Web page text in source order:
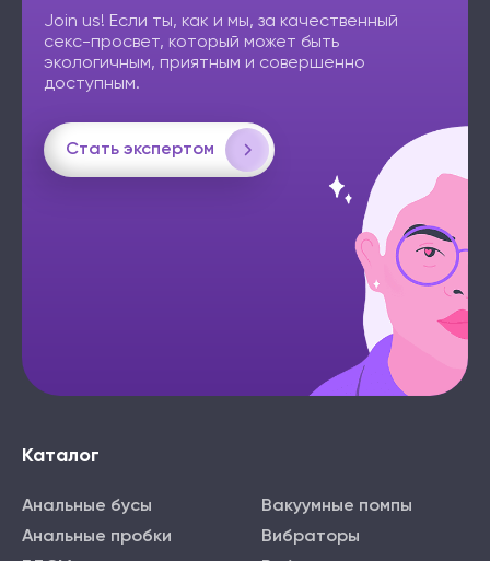
Join us! Если ты, как и мы, за качественный
секс-просвет, который может быть
экологичным, приятным и совершенно
доступным.
Стать экспертом
Каталог
Анальные бусы
Анальные пробки
Вакуумные помпы
Вибраторы